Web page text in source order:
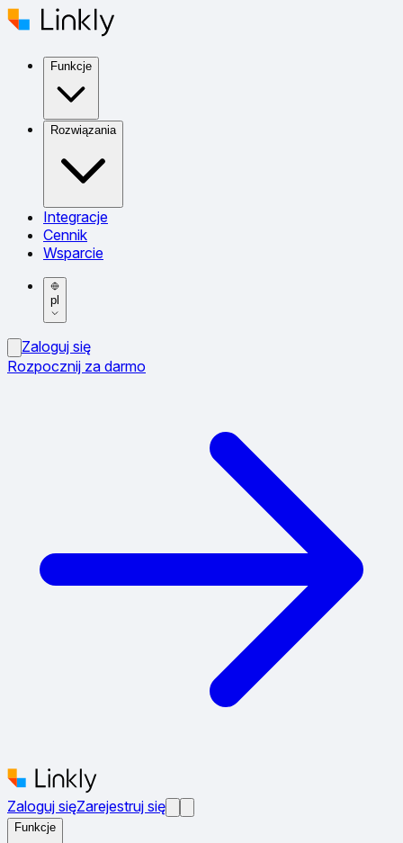
Funkcje
Rozwiązania
Integracje
Cennik
Wsparcie
pl
Zaloguj się
Rozpocznij za darmo
Zaloguj sięZarejestruj się
Funkcje